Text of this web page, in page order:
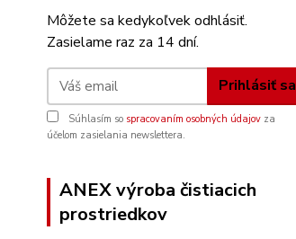
Môžete sa kedykoľvek odhlásiť.
Zasielame raz za 14 dní.
Prihlásiť sa
Súhlasím so spracovaním osobných údajov za
účelom zasielania newslettera.
ANEX výroba čistiacich
prostriedkov